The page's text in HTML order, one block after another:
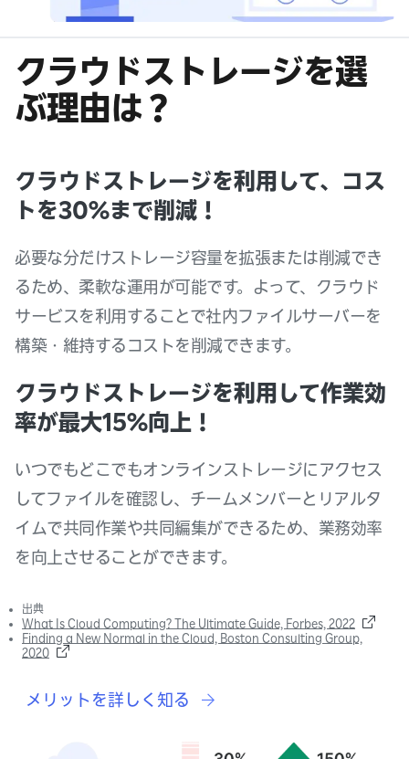
クラウドストレージを選
ぶ理由は？
クラウドストレージを利用して、コス
トを30%まで削減！
必要な分だけストレージ容量を拡張または削減でき
るため、柔軟な運用が可能です。よって、クラウド
サービスを利用することで社内ファイルサーバーを
構築・維持するコストを削減できます。
クラウドストレージを利用して作業効
率が最大15%向上！
いつでもどこでもオンラインストレージにアクセス
してファイルを確認し、チームメンバーとリアルタ
イムで共同作業や共同編集ができるため、業務効率
を向上させることができます。
出典
What Is Cloud Computing? The Ultimate Guide, Forbes, 2022
Finding a New Normal in the Cloud, Boston Consulting Group,
2020
メリットを詳しく知る